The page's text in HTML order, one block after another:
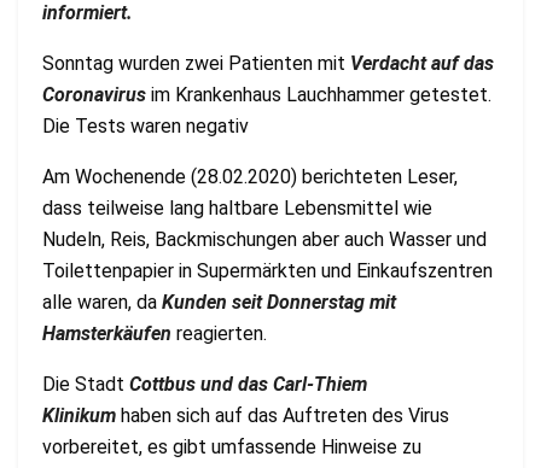
informiert.
Sonntag wurden zwei Patienten mit Verdacht auf das
Coronavirus im Krankenhaus Lauchhammer getestet.
Die Tests waren negativ
Am Wochenende (28.02.2020) berichteten Leser,
dass teilweise lang haltbare Lebensmittel wie
Nudeln, Reis, Backmischungen aber auch Wasser und
Toilettenpapier in Supermärkten und Einkaufszentren
alle waren, da Kunden seit Donnerstag mit
Hamsterkäufen reagierten.
Die Stadt Cottbus und das Carl-Thiem
Klinikum haben sich auf das Auftreten des Virus
vorbereitet, es gibt umfassende Hinweise zu